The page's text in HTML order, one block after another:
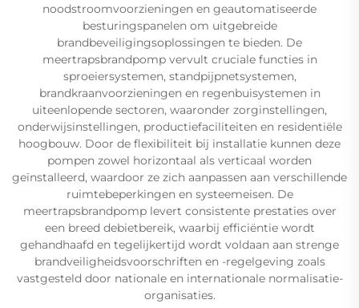
noodstroomvoorzieningen en geautomatiseerde
besturingspanelen om uitgebreide
brandbeveiligingsoplossingen te bieden. De
meertrapsbrandpomp vervult cruciale functies in
sproeiersystemen, standpijpnetsystemen,
brandkraanvoorzieningen en regenbuisystemen in
uiteenlopende sectoren, waaronder zorginstellingen,
onderwijsinstellingen, productiefaciliteiten en residentiële
hoogbouw. Door de flexibiliteit bij installatie kunnen deze
pompen zowel horizontaal als verticaal worden
geïnstalleerd, waardoor ze zich aanpassen aan verschillende
ruimtebeperkingen en systeemeisen. De
meertrapsbrandpomp levert consistente prestaties over
een breed debietbereik, waarbij efficiëntie wordt
gehandhaafd en tegelijkertijd wordt voldaan aan strenge
brandveiligheidsvoorschriften en -regelgeving zoals
vastgesteld door nationale en internationale normalisatie-
organisaties.